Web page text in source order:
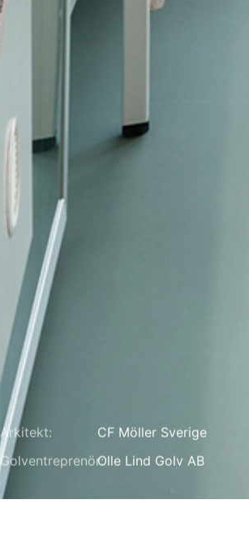
Arkitekt:
CF Möller Sverige
Golventreprenör:Olle Lind Golv AB